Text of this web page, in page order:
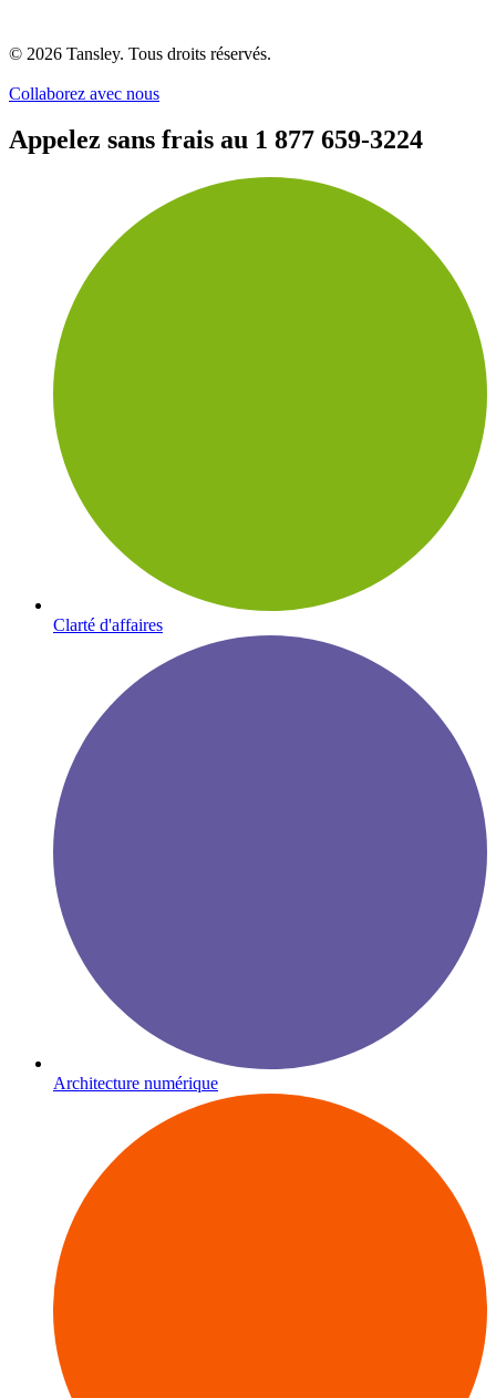
© 2026 Tansley. Tous droits réservés.
Collaborez avec nous
Appelez sans frais au 1 877 659-3224
Clarté d'affaires
Architecture numérique